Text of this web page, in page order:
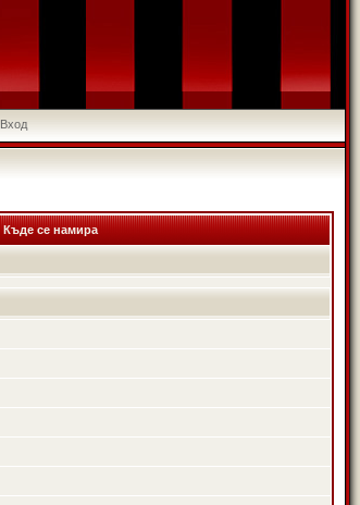
Вход
Къде се намира